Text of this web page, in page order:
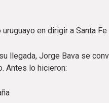
en dirigir a Santa Fe
llegada, Jorge Bava se
Antes lo hicieron: